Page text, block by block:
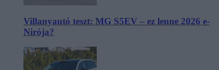
Villanyautó teszt: MG S5EV – ez lenne 2026 e-
Nirója?